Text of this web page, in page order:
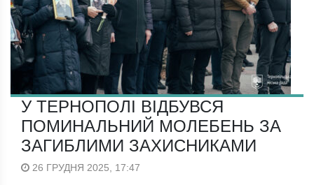
У ТЕРНОПОЛІ ВІДБУВСЯ
ПОМИНАЛЬНИЙ МОЛЕБЕНЬ ЗА
ЗАГИБЛИМИ ЗАХИСНИКАМИ
26 ГРУДНЯ 2025, 17:47